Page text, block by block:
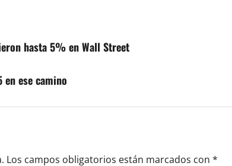
hasta 5% en Wall Street
en ese camino
Los campos obligatorios están marcados con *